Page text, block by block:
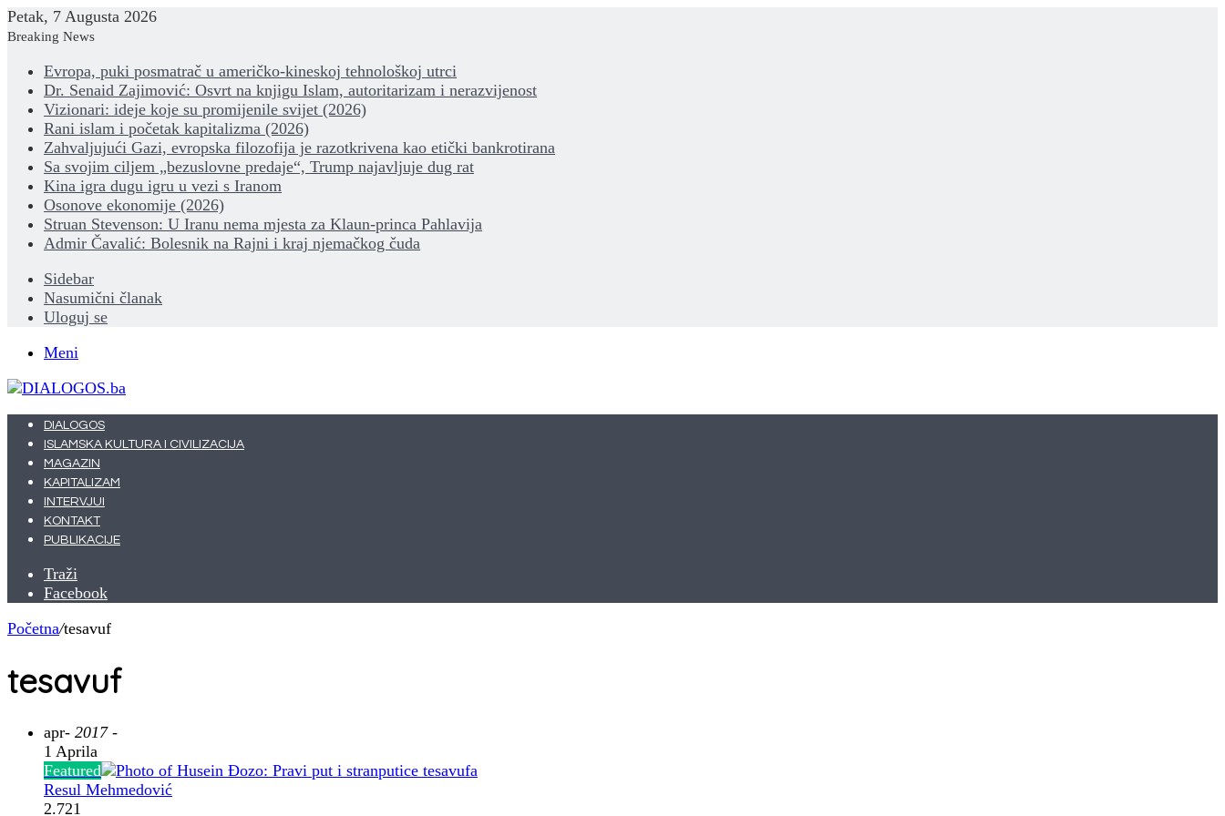
Petak, 7 Augusta 2026
Breaking News
Evropa, puki posmatrač u američko-kineskoj tehnološkoj utrci
Dr. Senaid Zajimović: Osvrt na knjigu Islam, autoritarizam i nerazvijenost
Vizionari: ideje koje su promijenile svijet (2026)
Rani islam i početak kapitalizma (2026)
Zahvaljujući Gazi, evropska filozofija je razotkrivena kao etički bankrotirana
Sa svojim ciljem „bezuslovne predaje“, Trump najavljuje dug rat
Kina igra dugu igru u vezi s Iranom
Osonove ekonomije (2026)
Struan Stevenson: U Iranu nema mjesta za Klaun-princa Pahlavija
Admir Čavalić: Bolesnik na Rajni i kraj njemačkog čuda
Sidebar
Nasumični članak
Uloguj se
Meni
DIALOGOS
ISLAMSKA KULTURA I CIVILIZACIJA
MAGAZIN
KAPITALIZAM
INTERVJUI
KONTAKT
PUBLIKACIJE
Traži
Facebook
Početna/tesavuf
tesavuf
apr- 2017 -
1 Aprila
Featured
Resul Mehmedović
2.721